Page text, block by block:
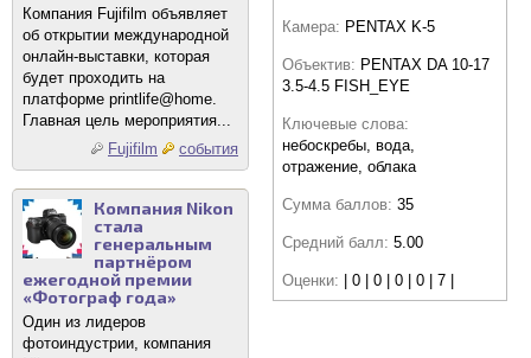
Компания Fujifilm объявляет
об открытии международной
онлайн-выставки, которая
будет проходить на
платформе printlife@home.
Главная цель мероприятия...
Fujifilm
события
Компания Nikon
стала
генеральным
партнёром
ежегодной премии
«Фотограф года»
Один из лидеров
фотоиндустрии, компания
Камера: PENTAX K-5
Объектив: PENTAX DA 10-17
3.5-4.5 FISH_EYE
Ключевые слова:
небоскребы, вода,
отражение, облака
Сумма баллов: 35
Средний балл: 5.00
Оценки: | 0 | 0 | 0 | 0 | 7 |